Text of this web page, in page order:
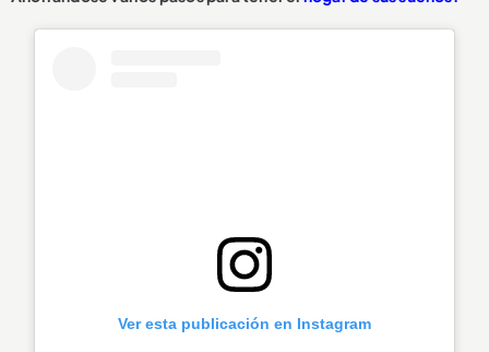
Ver esta publicación en Instagram